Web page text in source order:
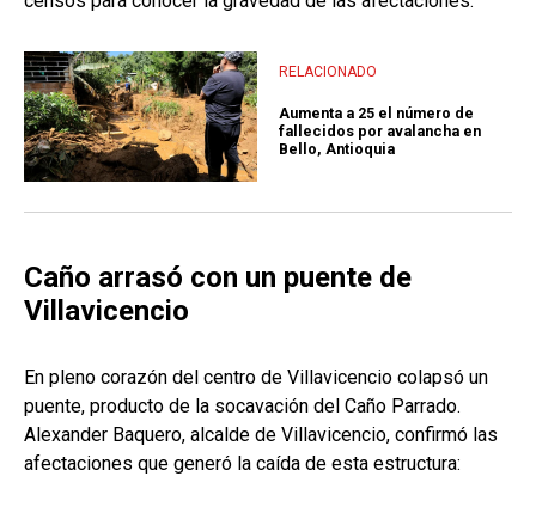
RELACIONADO
Aumenta a 25 el número de
fallecidos por avalancha en
Bello, Antioquia
Caño arrasó con un puente de
Villavicencio
En pleno corazón del centro de Villavicencio colapsó un
puente, producto de la socavación del Caño Parrado.
Alexander Baquero, alcalde de Villavicencio, confirmó las
afectaciones que generó la caída de esta estructura: